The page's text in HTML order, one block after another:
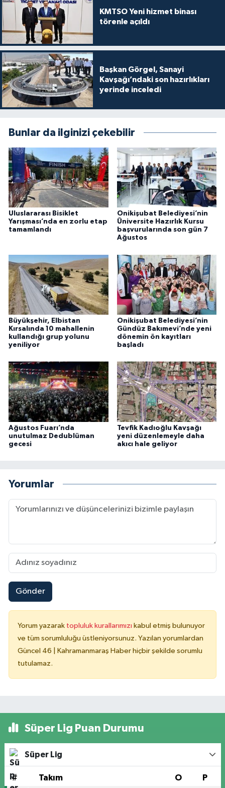
KMTSO Yeni hizmet binası
törenle açıldı
Başkan Görgel, Sanayi
Kavşağı’ndaki son hazırlıkları
yerinde inceledi
Bunlar da ilginizi çekebilir
Uluslararası Bisiklet
Yarışması’nda en zorlu etap
tamamlandı
Onikişubat Belediyesi’nin
Üniversite Hazırlık Kursu
başvurularında son gün 7
Ağustos
Büyükşehir, Elbistan
Kırsalında 10 mahallenin
kullandığı grup yolunu
yeniliyor
Onikişubat Belediyesi’nin
Gündüz Bakımevi’nde yeni
dönemin ön kayıtları
başladı
Ağustos Fuarı’nda
unutulmaz Dedublüman
gecesi
Tevfik Kadıoğlu Kavşağı
yeni düzenlemeyle daha
akıcı hale geliyor
Yorumlar
Gönder
Yorum yazarak topluluk kurallarımızı kabul etmiş bulunuyor
ve tüm sorumluluğu üstleniyorsunuz. Yazılan yorumlardan
Güncel 46 | Kahramanmaraş Haber hiçbir şekilde sorumlu
tutulamaz.
Süper Lig Puan Durumu
Süper Lig
# Takım O P